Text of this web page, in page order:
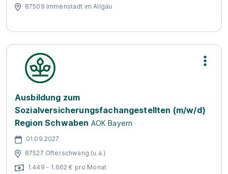
87509 Immenstadt im Allgäu
Ausbildung zum
Sozialversicherungsfachangestellten (m/w/d)
Region Schwaben AOK Bayern
01.09.2027
87527 Ofterschwang (u.a.)
1.449 - 1.662 € pro Monat